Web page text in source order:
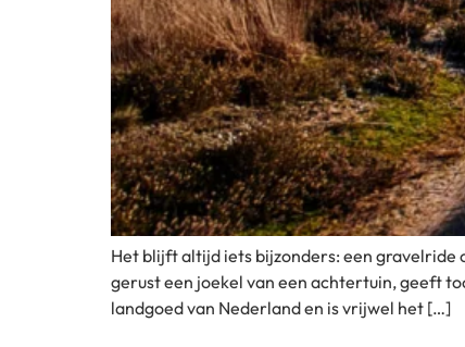
Het blijft altijd iets bijzonders: een gravelride
gerust een joekel van een achtertuin, geeft
landgoed van Nederland en is vrijwel het […]